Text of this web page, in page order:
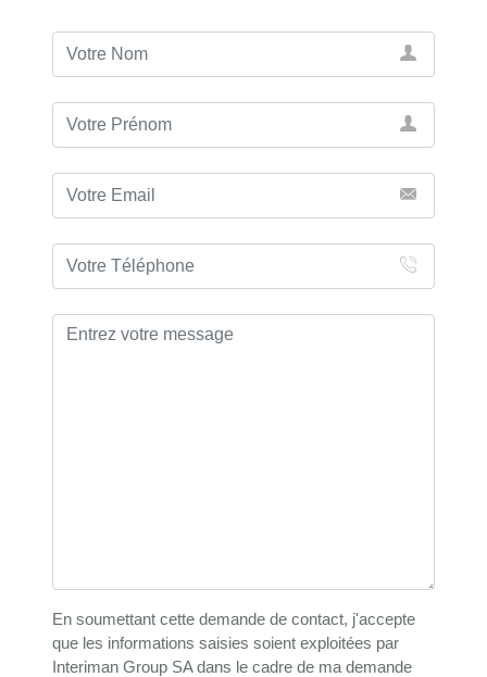
En soumettant cette demande de contact, j'accepte
que les informations saisies soient exploitées par
Interiman Group SA dans le cadre de ma demande